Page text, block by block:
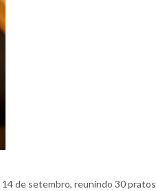
de setembro, reunindo 30 pratos